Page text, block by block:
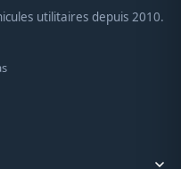
utilitaires depuis 2010.